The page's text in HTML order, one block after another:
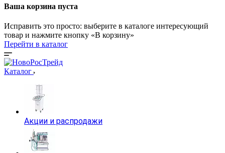
Ваша корзина пуста
Исправить это просто: выберите в каталоге интересующий
товар и нажмите кнопку «В корзину»
Перейти в каталог
Каталог
Акции и распродажи